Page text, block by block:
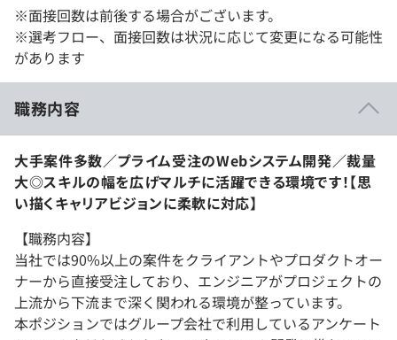
※面接回数は前後する場合がございます。
※選考フロー、面接回数は状況に応じて変更になる可能性
があります
職務内容
大手案件多数／プライム受注のWebシステム開発／裁量
大◎スキルの幅を広げマルチに活躍できる環境です！【思
い描くキャリアビジョンに柔軟に対応】
【職務内容】
当社では90%以上の案件をクライアントやプロダクトオー
ナーから直接受注しており、エンジニアがプロジェクトの
上流から下流まで深く関われる環境が整っています。
本ポジションではグループ会社で利用しているアンケート